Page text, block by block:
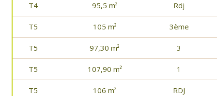
T4 95,5 m² Rdj
T5 105 m² 3ème
T5 97,30 m² 3
T5 107,90 m² 1
T5 106 m² RDJ